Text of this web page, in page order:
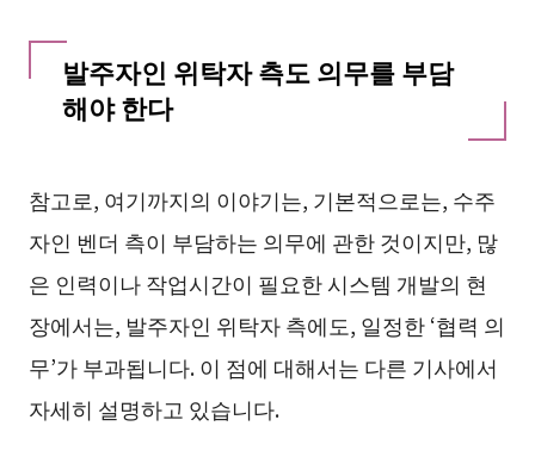
발주자인 위탁자 측도 의무를 부담
해야 한다
참고로, 여기까지의 이야기는, 기본적으로는, 수주
자인 벤더 측이 부담하는 의무에 관한 것이지만, 많
은 인력이나 작업시간이 필요한 시스템 개발의 현
장에서는, 발주자인 위탁자 측에도, 일정한 ‘협력 의
무’가 부과됩니다. 이 점에 대해서는 다른 기사에서
자세히 설명하고 있습니다.